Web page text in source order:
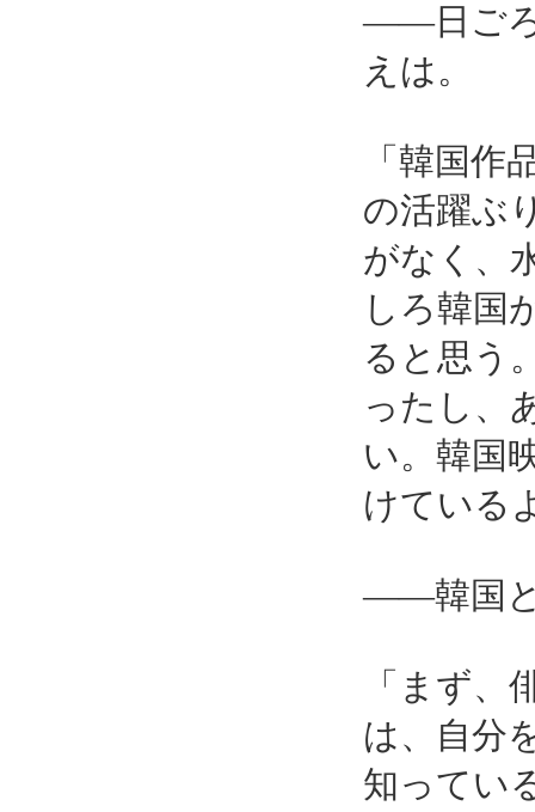
――日ごろ
えは。
「韓国作
の活躍ぶ
がなく、
しろ韓国
ると思う
ったし、
い。韓国
けている
――韓国と
「まず、
は、自分
知ってい